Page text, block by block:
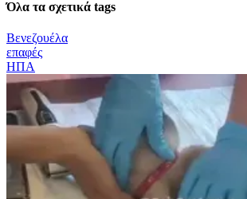
Όλα τα σχετικά tags
Βενεζουέλα
επαφές
ΗΠΑ